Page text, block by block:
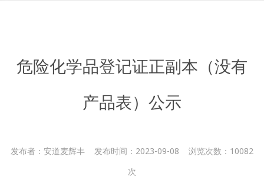
危险化学品登记证正副本（没有
产品表）公示
发布者：安道麦辉丰 发布时间：2023-09-08 浏览次数：10082
次